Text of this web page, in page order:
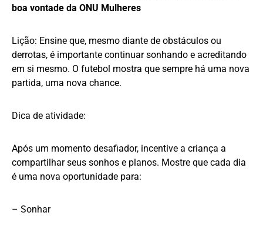
boa vontade da ONU Mulheres
Lição: Ensine que, mesmo diante de obstáculos ou
derrotas, é importante continuar sonhando e acreditando
em si mesmo. O futebol mostra que sempre há uma nova
partida, uma nova chance.
Dica de atividade:
Após um momento desafiador, incentive a criança a
compartilhar seus sonhos e planos. Mostre que cada dia
é uma nova oportunidade para:
– Sonhar